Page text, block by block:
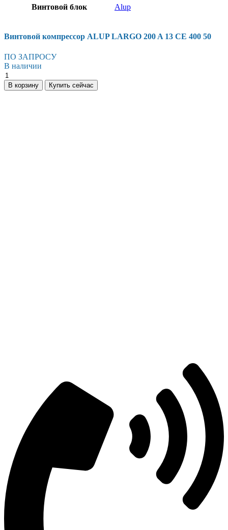
Винтовой блок Alup
Винтовой компрессор ALUP LARGO 200 A 13 CE 400 50
ПО ЗАПРОСУ
В наличии
Винтовой
компрессор
ALUP
В корзину Купить сейчас